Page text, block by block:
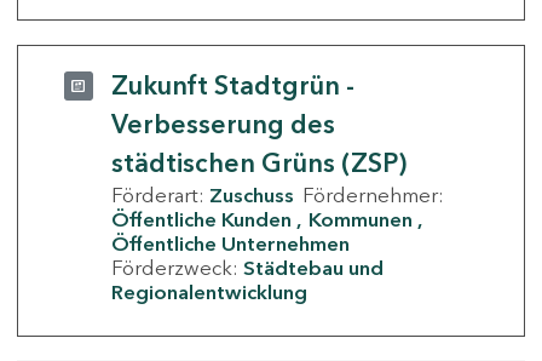
Zukunft Stadtgrün -
Verbesserung des
städtischen Grüns (ZSP)
Förderart: Zuschuss Fördernehmer:
Öffentliche Kunden
Kommunen
Öffentliche Unternehmen
Förderzweck: Städtebau und
Regionalentwicklung